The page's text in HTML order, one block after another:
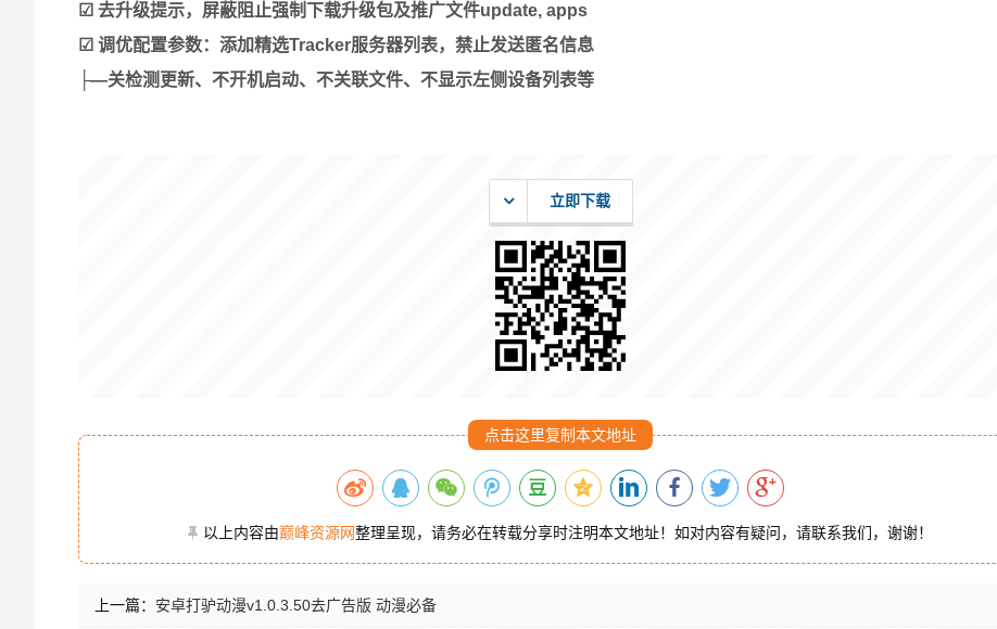
☑ 去升级提示，屏蔽阻止强制下载升级包及推广文件update, apps
☑ 调优配置参数：添加精选Tracker服务器列表，禁止发送匿名信息
├—关检测更新、不开机启动、不关联文件、不显示左侧设备列表等
立即下载
点击这里复制本文地址
以上内容由巅峰资源网整理呈现，请务必在转载分享时注明本文地址！如对内容有疑问，请联系我们，谢谢！
上一篇： 安卓打驴动漫v1.0.3.50去广告版 动漫必备